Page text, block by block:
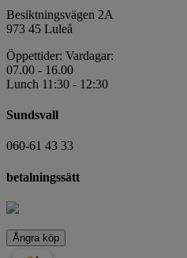
Besiktningsvägen 2A
973 45 Luleå
Öppettider: Vardagar:
07.00 - 16.00
Lunch 11:30 - 12:30
Sundsvall
060-61 43 33
betalningssätt
Ångra köp